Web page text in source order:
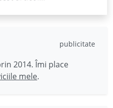
publicitate
2014. Îmi place
mele.